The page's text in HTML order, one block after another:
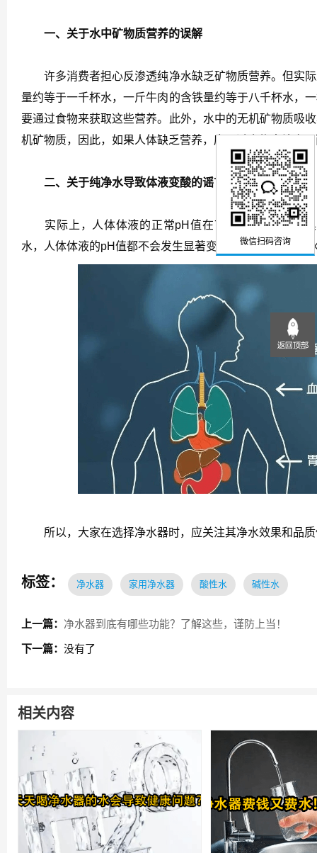
一、关于水中矿物质营养的误解
许多消费者担心反渗透纯净水缺乏矿物质营养。但实际
量约等于一千杯水，一斤牛肉的含铁量约等于八千杯水，
要通过食物来获取这些营养。此外，水中的无机矿物质吸
机矿物质，因此，如果人体缺乏营养，应通过食物来补充
二、关于纯净水导致体液变酸的谣言
实际上，人体体液的正常pH值在7.35—7.45之间，具
水，人体体液的pH值都不会发生显著变化。长期饮用纯净
所以，大家在选择净水器时，应关注其净水效果和品质
标签： 净水器 家用净水器 酸性水 碱性水
上一篇： 净水器到底有哪些功能？了解这些，谨防上当！
下一篇： 没有了
相关内容
微信扫码咨询